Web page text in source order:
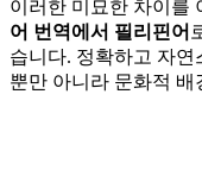
이러한 미묘한 차이를
어 번역에서 필리핀어
습니다. 정확하고 자
뿐만 아니라 문화적